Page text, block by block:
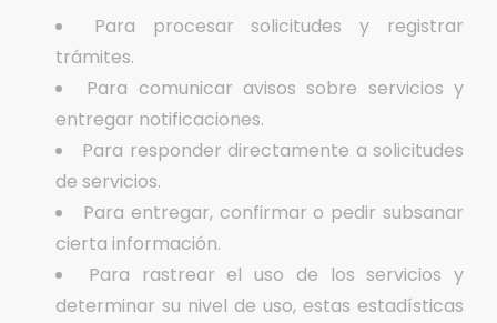
Para procesar solicitudes y registrar
trámites.
Para comunicar avisos sobre servicios y
entregar notificaciones.
Para responder directamente a solicitudes
de servicios.
Para entregar, confirmar o pedir subsanar
cierta información.
Para rastrear el uso de los servicios y
determinar su nivel de uso, estas estadísticas